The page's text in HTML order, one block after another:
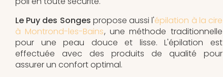
Le Puy des Songes propose aussi l'épilation à la cire
à Montrond-les-Bains, une méthode traditionnelle
pour une peau douce et lisse. L'épilation est
effectuée avec des produits de qualité pour
assurer un confort optimal.